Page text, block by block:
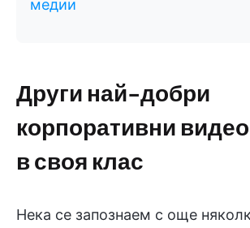
медии
Други най-добри
корпоративни
в своя клас
Нека се запознаем с още